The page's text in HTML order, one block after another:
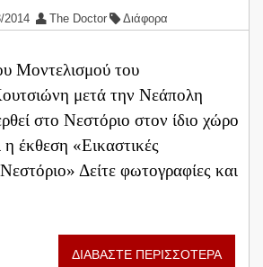
2014 The Doctor Διάφορα
Μοντελισμού του
μετά την Νεάπολη
στο Νεστόριο στον ίδιο χώρο
η έκθεση «Εικαστικές
Δείτε φωτογραφίες και
ΔΙΑΒΑΣΤΕ ΠΕΡΙΣΣΟΤΕΡΑ